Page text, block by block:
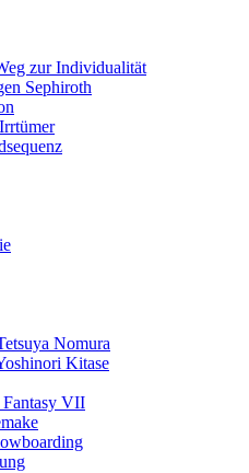
zur Individualität
Sephiroth
Nomura
Kitase
VII